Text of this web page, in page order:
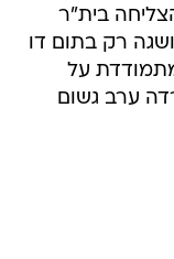
הזמן, אבל בדקה ה-90+1 הצליחה בית"ר
ההכרעה הושגה רק בתום דו
שמתמודדת על
העל ניצחה 4:5 ושרדה ערב גשום